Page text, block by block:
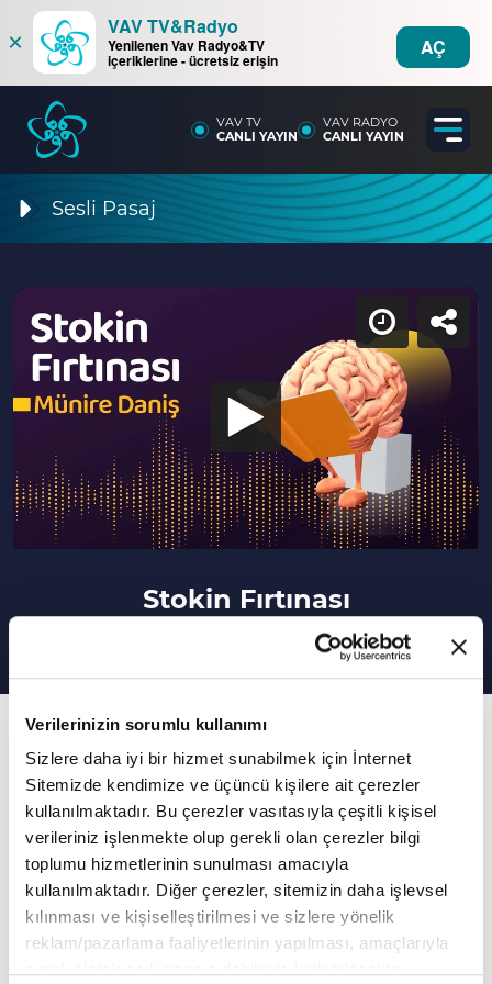
Verilerinizin sorumlu kullanımı
Sizlere daha iyi bir hizmet sunabilmek için İnternet
Sitemizde kendimize ve üçüncü kişilere ait çerezler
kullanılmaktadır. Bu çerezler vasıtasıyla çeşitli kişisel
verileriniz işlenmekte olup gerekli olan çerezler bilgi
toplumu hizmetlerinin sunulması amacıyla
kullanılmaktadır. Diğer çerezler, sitemizin daha işlevsel
kılınması ve kişiselleştirilmesi ve sizlere yönelik
reklam/pazarlama faaliyetlerinin yapılması, amaçlarıyla
×
VAV TV&Radyo
Yenilenen Vav Radyo&TV
içeriklerine - ücretsiz erişin
AÇ
VAV TV
CANLI YAYIN
VAV RADYO
CANLI YAYIN
Sesli Pasaj
Stokin Fırtınası
45. Bölüm
Münire Daniş'in "Stokin Fırtınası" adlı yazısı...
Ölüm, bir kaderi olduğunu ve bu kaderi
aşmanın bir yolunun olmadığını insanın
yüzüne vuruyor. Koca hayattan yalnız korkuyu
bırakıyordu insana.
Daha Fazla Göster